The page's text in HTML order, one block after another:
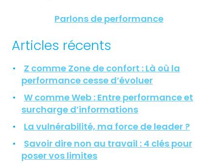
Parlons de performance
Articles récents
Z comme Zone de confort : Là où la
performance cesse d’évoluer
W comme Web : Entre performance et
surcharge d’informations
La vulnérabilité, ma force de leader ?
Savoir dire non au travail : 4 clés pour
poser vos limites